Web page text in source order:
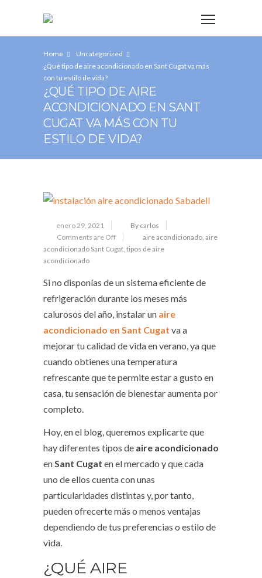
Home
Uncategorized
¿Qué tipo de aire acondicionado en Sant Cugat va más
con tu estilo de vida?
¿QUÉ TIPO DE AIRE
ACONDICIONADO EN SANT
CUGAT VA MÁS CON TU
ESTILO DE VIDA?
enero 29, 2021
By carlos
Comments are Off
aire acondicionado, aire
acondicionado Sant Cugat, tipos de aire
acondicionado
Si no disponías de un sistema eficiente de
refrigeración durante los meses más
calurosos del año, instalar un aire
acondicionado en Sant Cugat va a
mejorar tu calidad de vida en verano, ya que
cuando obtienes una temperatura
refrescante que te permite estar a gusto en
casa, tu sensación de bienestar aumenta por
completo.
Hoy, en el blog, queremos explicarte que
hay diferentes tipos de aire acondicionado
enSant Cugat en el mercado y que cada
uno de ellos cuenta con unas
particularidades distintas y, por tanto,
pueden ofrecerte más o menos ventajas
dependiendo de tus preferencias o estilo de
vida.
¿QUÉ AIRE